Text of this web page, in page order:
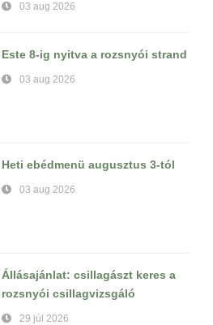
03 aug 2026
Este 8-ig nyitva a rozsnyói strand
03 aug 2026
Heti ebédmenü augusztus 3-tól
03 aug 2026
Állásajánlat: csillagászt keres a
rozsnyói csillagvizsgáló
29 júl 2026